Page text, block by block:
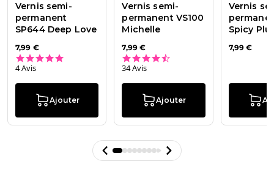
Vernis semi-
permanent
SP644 Deep Love
7,99 €
4 Avis
Ajouter
Vernis semi-
permanent VS100
Michelle
7,99 €
34 Avis
Ajouter
Vernis
Spicy
7,99 €